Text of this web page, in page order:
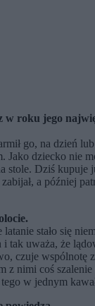
w roku jego
go, na dzień lub
Jako dziecko nie
stole. Dziś kupuje
zabijał, a później
latanie stało się
i tak uważa, że
czuje wspólnotę
z nimi coś
w jednym